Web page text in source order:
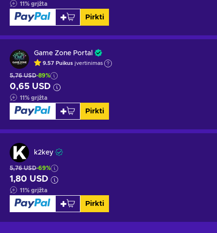
11% grįžta
Pirkti
Game Zone Portal
9.57 Puikus įvertinimas
5,76 USD-89%
0,65 USD
11% grįžta
Pirkti
k2key
5,76 USD-69%
1,80 USD
11% grįžta
Pirkti